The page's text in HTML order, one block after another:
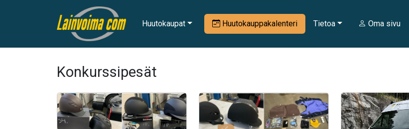
Huutokaupat Huutokauppakalenteri Tietoa Oma sivu
Konkurssipesät